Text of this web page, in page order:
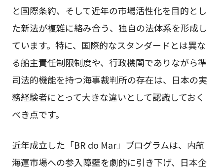
と国際条約、そして近年の市場活性化を目的とし
た新法が複雑に絡み合う、独自の法体系を形成し
ています。特に、国際的なスタンダードとは異な
る船主責任制限制度や、行政機関でありながら準
司法的機能を持つ海事裁判所の存在は、日本の実
務経験者にとって大きな違いとして認識しておく
べき点です。
近年成立した「BR do Mar」プログラムは、内航
海運市場への参入障壁を劇的に引き下げ、日本企